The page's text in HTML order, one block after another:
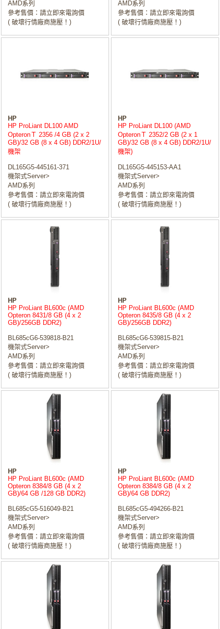
AMD系列
參考售價：請立即來電詢價
( 破壞行情廠商施壓！)
AMD系列
參考售價：請立即來電詢價
( 破壞行情廠商施壓！)
HP
HP ProLiant DL100 AMD
OpteronＴ 2356 /4 GB (2 x 2
GB)/32 GB (8 x 4 GB) DDR2/1U/
機架
DL165G5-445161-371
機架式Server>
AMD系列
參考售價：請立即來電詢價
( 破壞行情廠商施壓！)
HP
HP ProLiant DL100 (AMD
OpteronＴ 2352/2 GB (2 x 1
GB)/32 GB (8 x 4 GB) DDR2/1U/
機架)
DL165G5-445153-AA1
機架式Server>
AMD系列
參考售價：請立即來電詢價
( 破壞行情廠商施壓！)
HP
HP ProLiant BL600c (AMD
Opteron 8431/8 GB (4 x 2
GB)/256GB DDR2)
BL685cG6-539818-B21
機架式Server>
AMD系列
參考售價：請立即來電詢價
( 破壞行情廠商施壓！)
HP
HP ProLiant BL600c (AMD
Opteron 8435/8 GB (4 x 2
GB)/256GB DDR2)
BL685cG6-539815-B21
機架式Server>
AMD系列
參考售價：請立即來電詢價
( 破壞行情廠商施壓！)
HP
HP ProLiant BL600c (AMD
Opteron 8384/8 GB (4 x 2
GB)/64 GB /128 GB DDR2)
BL685cG5-516049-B21
機架式Server>
AMD系列
參考售價：請立即來電詢價
( 破壞行情廠商施壓！)
HP
HP ProLiant BL600c (AMD
Opteron 8384/8 GB (4 x 2
GB)/64 GB DDR2)
BL685cG5-494266-B21
機架式Server>
AMD系列
參考售價：請立即來電詢價
( 破壞行情廠商施壓！)